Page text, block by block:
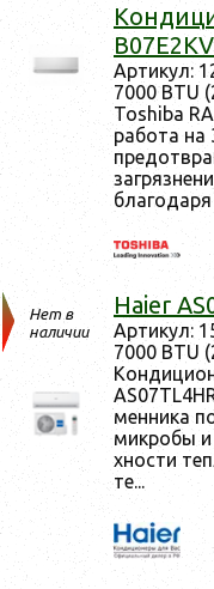
Ар­ти­кул:
7000 BTU
Toshiba
ра­бота на
Нет в
наличии
Haier
Ар­ти­кул:
7000 BTU
менни­ка
мик­ро­бы
хнос­ти
те...